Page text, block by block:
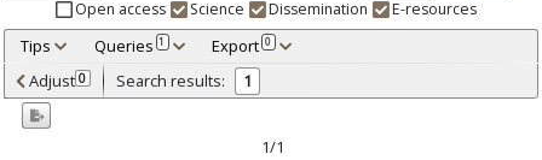
Open access Science Dissemination E-resources
Tips Queries 1 Export 0
Adjusted by criteria 0
Year
Adjust 0 Search results: 1
1/1